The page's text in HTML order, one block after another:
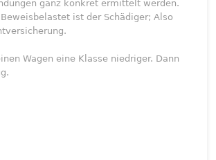
ganz konkret ermittelt werden.
ist der Schädiger; Also
Wagen eine Klasse niedriger. Dann